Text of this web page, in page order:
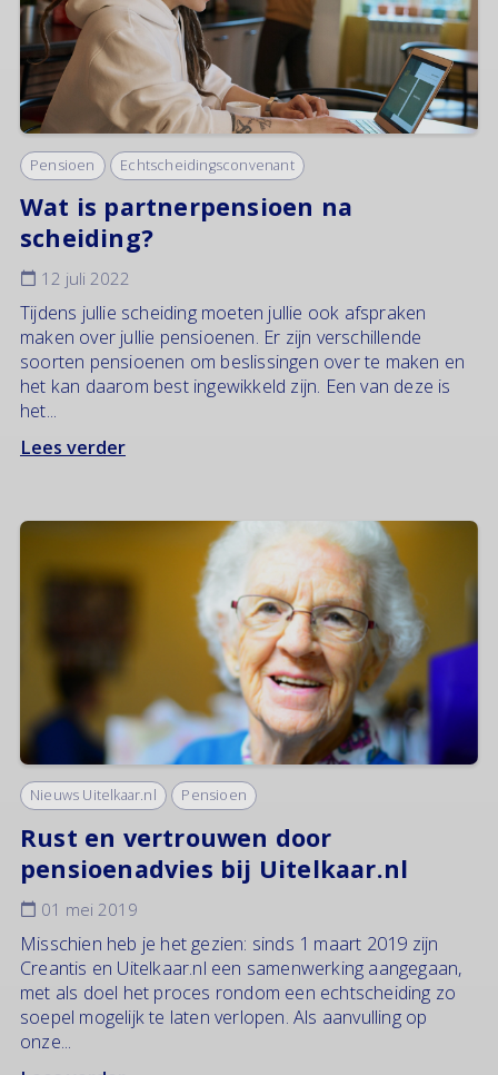
Pensioen Echtscheidingsconvenant
Wat is partnerpensioen na
scheiding?
12 juli 2022
Tijdens jullie scheiding moeten jullie ook afspraken
maken over jullie pensioenen. Er zijn verschillende
soorten pensioenen om beslissingen over te maken en
het kan daarom best ingewikkeld zijn. Een van deze is
het...
Lees verder
Nieuws Uitelkaar.nl Pensioen
Rust en vertrouwen door
pensioenadvies bij Uitelkaar.nl
01 mei 2019
Misschien heb je het gezien: sinds 1 maart 2019 zijn
Creantis en Uitelkaar.nl een samenwerking aangegaan,
met als doel het proces rondom een echtscheiding zo
soepel mogelijk te laten verlopen. Als aanvulling op
onze...